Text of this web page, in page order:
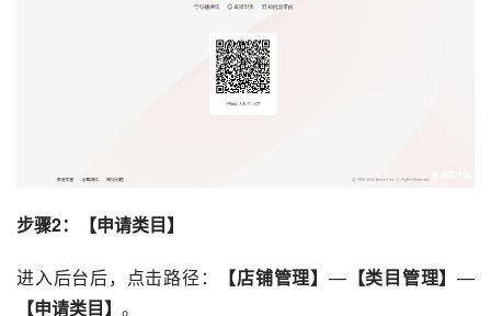
步骤2：【申请类目】
进入后台后，点击路径： 【店铺管理】 —【类目管理】 —
【申请类目】 。